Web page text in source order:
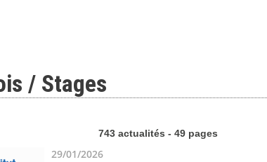
/ Stages
743 actualités - 49 pages
29/01/2026